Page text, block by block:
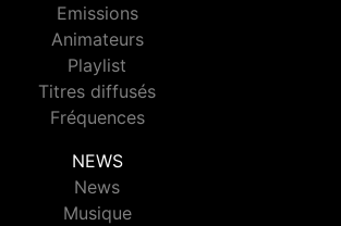
Emissions
Animateurs
Playlist
Titres diffusés
Fréquences
NEWS
News
Musique